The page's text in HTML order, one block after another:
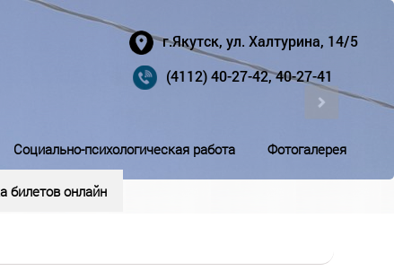
г.Якутск, ул. Халтурина, 14/5
(4112) 40-27-42, 40-27-41
Социально-психологическая работа Фотогалерея
билетов онлайн